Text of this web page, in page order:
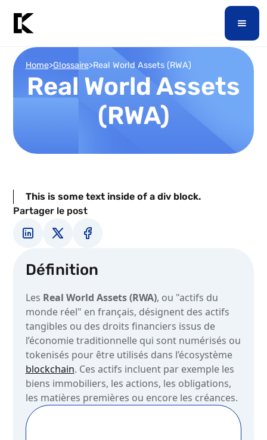
Home>Glossaire>Real World Assets (RWA)
Real World Assets
(RWA)
This is some text inside of a div block.
Partager le post
Définition
Les Real World Assets (RWA), ou "actifs du
monde réel" en français, désignent des actifs
tangibles ou des droits financiers issus de
l’économie traditionnelle qui sont numérisés ou
tokenisés pour être utilisés dans l’écosystème
blockchain. Ces actifs incluent par exemple les
biens immobiliers, les actions, les obligations,
les matières premières ou encore les créances.